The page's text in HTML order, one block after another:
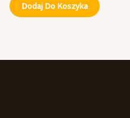
Dodaj Do Koszyka